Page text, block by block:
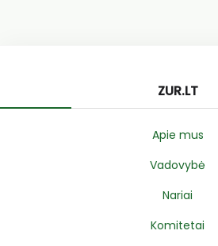
ZUR.LT
Apie mus
Vadovybė
Nariai
Komitetai